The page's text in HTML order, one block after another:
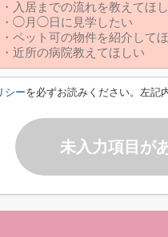
シーを必ずお読みください。左記
未入力項目が